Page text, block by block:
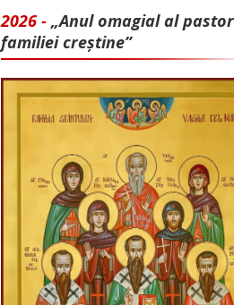
2026 - „Anul omagial al
familiei creștine”